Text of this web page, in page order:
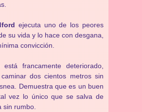
ejecuta uno de los peores
su vida y lo hace con desgana,
convicción.
está francamente deteriorado,
dos cientos metros sin
Demuestra que es un buen
vez lo único que se salva de
sin rumbo.